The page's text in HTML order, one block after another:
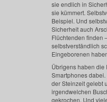
sie endlich in
sie kümmert.
Beispiel. Und
Sicherheit auch
Flüchtenden finden
selbstverständlich
Eingeborenen
Übrigens haben die
Smartphones dabei.
der Steinzeit gelebt
irgendwelchen
gekrochen. Und